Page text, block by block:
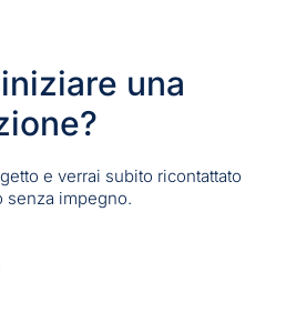
una
e verrai subito ricontattato
senza impegno.